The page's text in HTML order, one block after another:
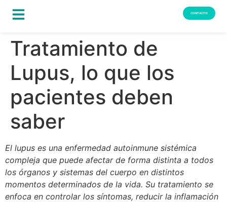
CONTACTO
Tratamiento de
Lupus, lo que los
pacientes deben
saber
El lupus es una enfermedad autoinmune sistémica
compleja que puede afectar de forma distinta a todos
los órganos y sistemas del cuerpo en distintos
momentos determinados de la vida. Su tratamiento se
enfoca en controlar los síntomas, reducir la inflamación